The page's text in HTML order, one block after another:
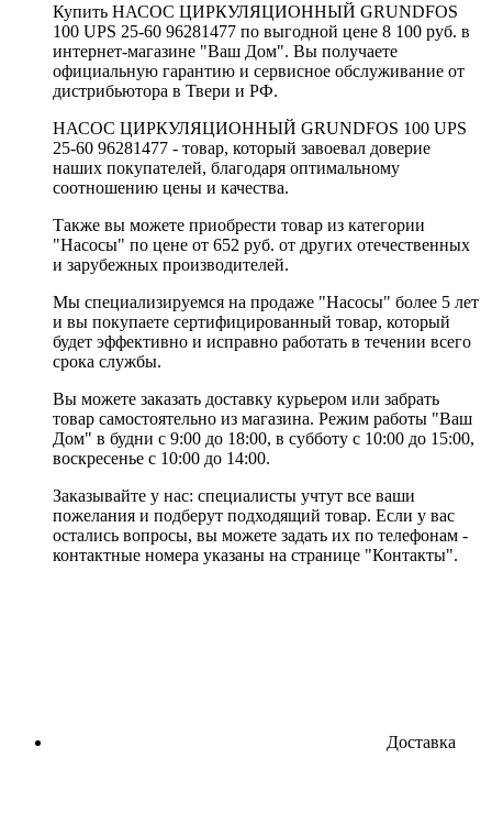
Купить НАСОС ЦИРКУЛЯЦИОННЫЙ GRUNDFOS
100 UPS 25-60 96281477 по выгодной цене 8 100 руб. в
интернет-магазине "Ваш Дом". Вы получаете
официальную гарантию и сервисное обслуживание от
дистрибьютора в Твери и РФ.
НАСОС ЦИРКУЛЯЦИОННЫЙ GRUNDFOS 100 UPS
25-60 96281477 - товар, который завоевал доверие
наших покупателей, благодаря оптимальному
соотношению цены и качества.
Также вы можете приобрести товар из категории
"Насосы" по цене от 652 руб. от других отечественных
и зарубежных производителей.
Мы специализируемся на продаже "Насосы" более 5 лет
и вы покупаете сертифицированный товар, который
будет эффективно и исправно работать в течении всего
срока службы.
Вы можете заказать доставку курьером или забрать
товар самостоятельно из магазина. Режим работы "Ваш
Дом" в будни с 9:00 до 18:00, в субботу с 10:00 до 15:00,
воскресенье с 10:00 до 14:00.
Заказывайте у нас: специалисты учтут все ваши
пожелания и подберут подходящий товар. Если у вас
остались вопросы, вы можете задать их по телефонам -
контактные номера указаны на странице "Контакты".
Доставка